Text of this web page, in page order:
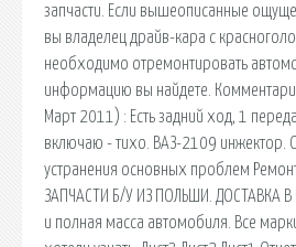
запчасти. Если вышеописанные
вы владелец драйв-кара с
необходимо отремонтировать
информацию вы найдете.
Март 2011) : Есть задний ход, 1
включаю - тихо. ВАЗ-2109 инжектор.
устранения основных проблем
ЗАПЧАСТИ Б/У ИЗ ПОЛЬШИ. ДОСТАВКА
и полная масса автомобиля. Все